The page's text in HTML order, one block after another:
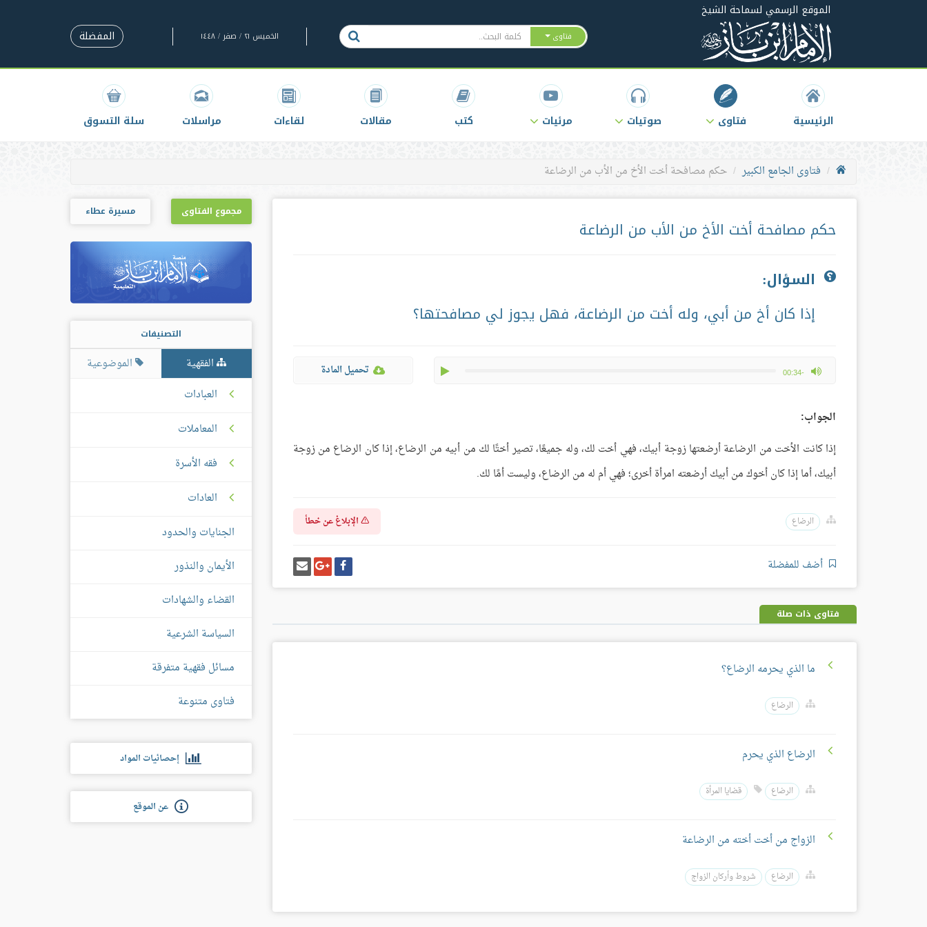
الموقع الرسمي لسماحة الشيخ
فتاوى الخميس ٢١ / صفر / ١٤٤٨ المفضلة
الرئيسية فتاوى صوتيات مرئيات كتب مقالات لقاءات مراسلات سلة التسوق
فتاوى الجامع الكبير حكم مصافحة أخت الأخ من الأب من الرضاعة
حكم مصافحة أخت الأخ من الأب من الرضاعة
السؤال:
إذا كان أخ من أبي، وله أخت من الرضاعة، فهل يجوز لي مصافحتها؟
-00:34
max volume تحميل المادة
الجواب:
إذا كانت الأخت من الرضاعة أرضعتها زوجة أبيك، فهي أخت لك، وله جميعًا، تصير أختًا لك من أبيه من الرضاع، إذا كان الرضاع من زوجة
أبيك، أما إذا كان أخوك من أبيك أرضعته امرأة أخرى؛ فهي أم له من الرضاع، وليست أمًا لك.
الرضاع الإبلاغ عن خطأ
أضف للمفضلة شارك
على
فيسبوك
شارك
على
غوغل
بلس
إرسل
إيميل
فتاوى ذات صلة
ما الذي يحرمه الرضاع؟
الرضاع
الرضاع الذي يحرم
الرضاع قضايا المرأة
الزواج من أخت أخته من الرضاعة
الرضاع شروط وأركان الزواج
مجموع الفتاوى مسيرة عطاء
التصنيفات
الفقهية
الموضوعية
العبادات
المعاملات
فقه الأسرة
العادات
الجنايات والحدود
الأيمان والنذور
القضاء والشهادات
السياسة الشرعية
مسائل فقهية متفرقة
فتاوى متنوعة
إحصائيات المواد
عن الموقع